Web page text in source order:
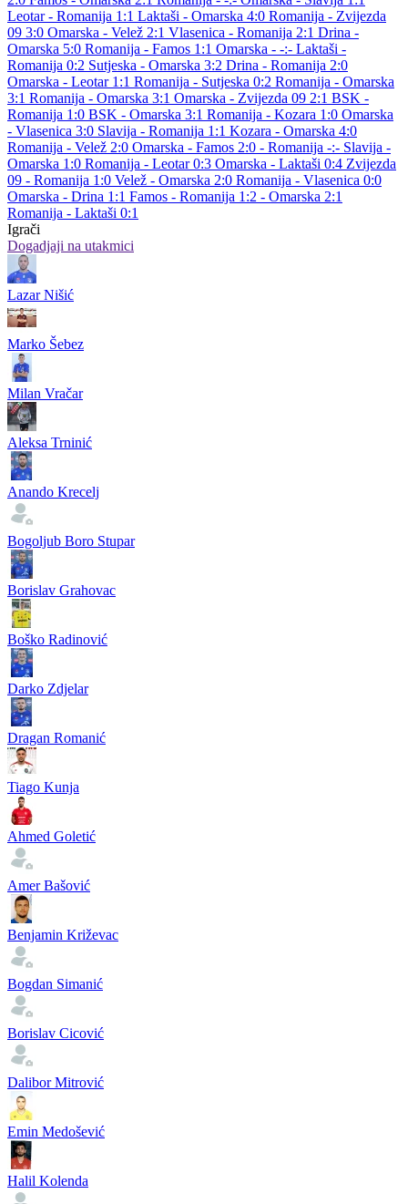
Leotar - Romanija 1:1 Laktaši - Omarska 4:0 Romanija - Zvijezda
09 3:0 Omarska - Velež 2:1 Vlasenica - Romanija 2:1 Drina -
Omarska 5:0 Romanija - Famos 1:1 Omarska - -:- Laktaši -
Romanija 0:2 Sutjeska - Omarska 3:2 Drina - Romanija 2:0
Omarska - Leotar 1:1 Romanija - Sutjeska 0:2 Romanija - Omarska
3:1 Romanija - Omarska 3:1 Omarska - Zvijezda 09 2:1 BSK -
Romanija 1:0 BSK - Omarska 3:1 Romanija - Kozara 1:0 Omarska
- Vlasenica 3:0 Slavija - Romanija 1:1 Kozara - Omarska 4:0
Romanija - Velež 2:0 Omarska - Famos 2:0 - Romanija -:- Slavija -
Omarska 1:0 Romanija - Leotar 0:3 Omarska - Laktaši 0:4 Zvijezda
09 - Romanija 1:0 Velež - Omarska 2:0 Romanija - Vlasenica 0:0
Omarska - Drina 1:1 Famos - Romanija 1:2 - Omarska 2:1
Romanija - Laktaši 0:1
Igrači
Dogadjaji na utakmici
Lazar Nišić
Marko Šebez
Milan Vračar
Aleksa Trninić
Anando Krecelj
Bogoljub Boro Stupar
Borislav Grahovac
Boško Radinović
Darko Zdjelar
Dragan Romanić
Tiago Kunja
Ahmed Goletić
Amer Bašović
Benjamin Križevac
Bogdan Simanić
Borislav Cicović
Dalibor Mitrović
Emin Medošević
Halil Kolenda